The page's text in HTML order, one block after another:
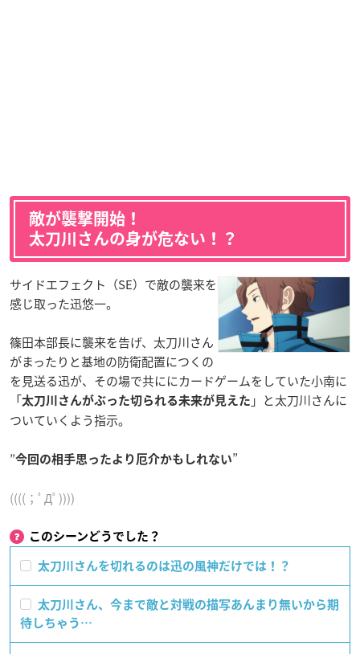
敵が襲撃開始！
太刀川さんの身が危ない！？
サイドエフェクト（SE）で敵の襲来を
感じ取った迅悠一。
篠田本部長に襲来を告げ、太刀川さん
がまったりと基地の防衛配置につくの
を見送る迅が、その場で共ににカードゲームをしていた小南に
「太刀川さんがぶった切られる未来が見えた 」と太刀川さんに
ついていくよう指示。
”今回の相手思ったより厄介かもしれない”
((((；ﾟДﾟ))))
このシーンどうでした？
太刀川さんを切れるのは迅の風神だけでは！？
太刀川さん、今まで敵と対戦の描写あんまり無いから期
待しちゃう…